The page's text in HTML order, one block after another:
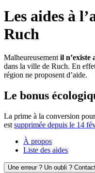
Les aides à
Ruch
Malheureusement il n’existe
dans la ville de Ruch. En
région ne proposent d’aide.
Le bonus
La prime à la conversion
est supprimée depuis le 14
À propos
Liste des aides
Une erreur ? Un oubli ?